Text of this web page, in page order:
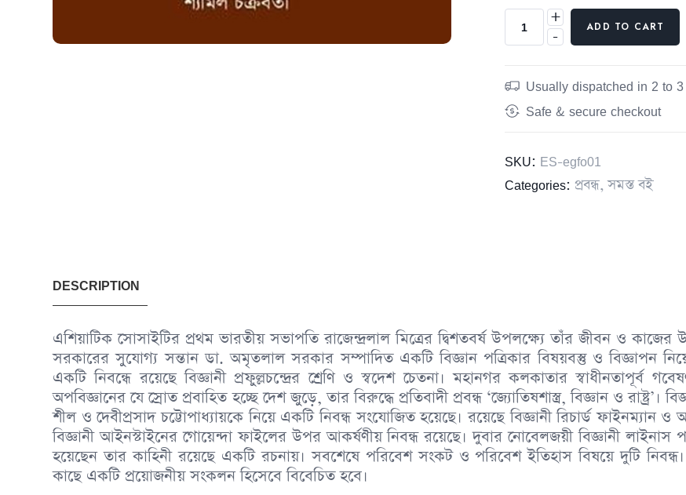
-
+
ADD TO CART
Usually dispatched in 2 to
Safe & secure checkout
SKU: ES-egfo01
Categories: প্রবন্ধ,সমস্ত বই
DESCRIPTION
এশিয়াটিক সোসাইটির প্রথম ভারতীয় সভাপতি রাজেন্দ্রলাল মিত্রের দ্বিশতবর্ষ উপলক্ষ্যে তাঁর জীবন ও
সরকারের সুযোগ্য সন্তান ডা. অমৃতলাল সরকার সম্পাদিত একটি বিজ্ঞান পত্রিকার বিষয়বস্তু ও বিজ্ঞাপন
একটি নিবন্ধে রয়েছে বিজ্ঞানী প্রফুল্লচন্দ্রের শ্রেণি ও স্বদেশ চেতনা। মহানগর কলকাতার স্বাধীনতাপূর্ব
অপবিজ্ঞানের যে স্রোত প্রবাহিত হচ্ছে দেশ জুড়ে, তার বিরুদ্ধে প্রতিবাদী প্রবন্ধ ‘জ্যোতিষশাস্ত্র, বিজ্ঞান ও রাষ্ট্র’।
শীল ও দেবীপ্রসাদ চট্টোপাধ্যায়কে নিয়ে একটি নিবন্ধ সংযোজিত হয়েছে। রয়েছে বিজ্ঞানী রিচার্ড
বিজ্ঞানী আইনস্টাইনের গোয়েন্দা ফাইলের উপর আকর্ষণীয় নিবন্ধ রয়েছে। দুবার নোবেলজয়ী বিজ্ঞানী লাইনাস
হয়েছেন তার কাহিনী রয়েছে একটি রচনায়। সবশেষে পরিবেশ সংকট ও পরিবেশ ইতিহাস বিষয়ে দুটি
কাছে একটি প্রয়োজনীয় সংকলন হিসেবে বিবেচিত হবে।